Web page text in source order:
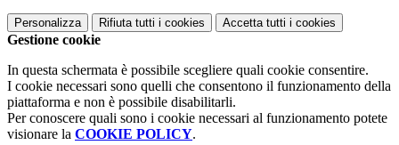
Personalizza Rifiuta tutti i cookies Accetta tutti i cookies
Gestione cookie
In questa schermata è possibile scegliere quali cookie consentire.
I cookie necessari sono quelli che consentono il funzionamento della
piattaforma e non è possibile disabilitarli.
Per conoscere quali sono i cookie necessari al funzionamento potete
visionare la COOKIE POLICY.